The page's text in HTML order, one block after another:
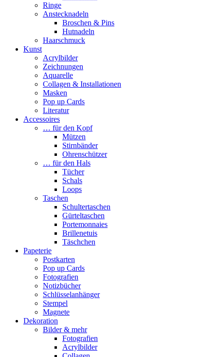
Ringe
Anstecknadeln
Broschen & Pins
Hutnadeln
Haarschmuck
Kunst
Acrylbilder
Zeichnungen
Aquarelle
Collagen & Installationen
Masken
Pop up Cards
Literatur
Accessoires
… für den Kopf
Mützen
Stirnbänder
Ohrenschützer
… für den Hals
Tücher
Schals
Loops
Taschen
Schultertaschen
Gürteltaschen
Portemonnaies
Brillenetuis
Täschchen
Papeterie
Postkarten
Pop up Cards
Fotografien
Notizbücher
Schlüsselanhänger
Stempel
Magnete
Dekoration
Bilder & mehr
Fotografien
Acrylbilder